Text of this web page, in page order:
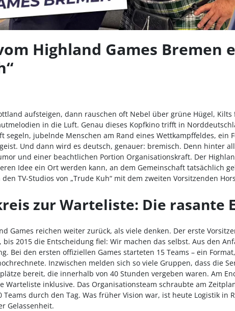
Highland Games Bremen
aufsteigen, dann rauschen oft Nebel über grüne Hügel,
in die Luft. Genau dieses Kopfkino trifft in
segeln, jubelnde Menschen am Rand eines Wettkampffeldes, ein
Und dann wird es deutsch, genauer: bremisch. Denn hinter
und einer beachtlichen Portion Organisationskraft. Der
Idee ein Ort werden kann, an dem Gemeinschaft tatsächlich
TV-Studios von „Trude Kuh“ mit dem zweiten Vorsitzenden
zur Warteliste: Die rasante
Games reichen weiter zurück, als viele denken. Der erste
2015 die Entscheidung fiel: Wir machen das selbst. Aus den
Bei den ersten offiziellen Games starteten 15 Teams – ein
Inzwischen melden sich so viele Gruppen, dass die
bereit, die innerhalb von 40 Stunden vergeben waren. Am
Warteliste inklusive. Das Organisationsteam schraubte am
durch den Tag. Was früher Vision war, ist heute Logistik in
Gelassenheit.